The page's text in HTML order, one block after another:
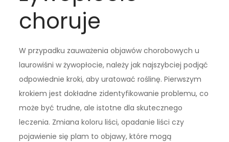
choruje
W przypadku zauważenia objawów chorobowych u
laurowiśni w żywopłocie, należy jak najszybciej podjąć
odpowiednie kroki, aby uratować roślinę. Pierwszym
krokiem jest dokładne zidentyfikowanie problemu, co
może być trudne, ale istotne dla skutecznego
leczenia. Zmiana koloru liści, opadanie liści czy
pojawienie się plam to objawy, które mogą